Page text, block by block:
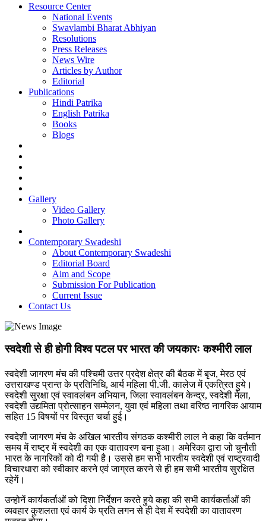
Resource Center
National Events
Swavlambi Bharat Abhiyan
Resolutions
Press Releases
News Wire
Articles by Author
Editorial
Publications
Hindi Patrika
English Patrika
Books
Blogs
Gallery
Video Gallery
Photo Gallery
Contemporary Swadeshi
About Contemporary Swadeshi
Editorial Board
Aim and Scope
Submission For Publication
Current Issue
Contact Us
स्वदेशी से ही होगी विश्व पटल पर भारत की जयकारः कश्मीरी लाल
स्वदेशी जागरण मंच की पश्चिमी उत्तर प्रदेश क्षेत्र की बैठक में बृज, मेरठ एवं
उत्तराखण्ड प्रान्त के प्रतिनिधि, आर्य महिला पी.जी. कालेज में एकत्रित हुये।
स्वदेशी सुरक्षा एवं स्वावलंबन अभियान, जिला स्वावलंबन केन्द्र, स्वदेशी मेला,
स्वदेशी उद्यमिता प्रोत्साहन सम्मेलन, युवा एवं महिला तथा वरिष्ठ नागरिक आयाम
सहित 15 विषयों पर विस्तृत चर्चा हुई।
स्वदेशी जागरण मंच के अखिल भारतीय संगठक कश्मीरी लाल ने कहा कि वर्तमान
समय में राष्ट्र में स्वदेशी का एक वातावरण बना हुआ। अमेरिका द्वारा जो चुनौती
भारत के नागरिकों को दी गयी है। उससे हम सभी भारतीय स्वदेशी एवं राष्ट्रवादी
विचारधारा को स्वीकार करने एवं जाग्रत करने से ही हम सभी भारतीय सुरक्षित
रहेगें।
उन्होनें कार्यकर्ताओं को दिशा निर्देशन करते हुये कहा की सभी कार्यकर्ताओं की
व्यवहार कुशलता एवं कार्य के प्रति लगन से ही देश में स्वदेशी का वातावरण